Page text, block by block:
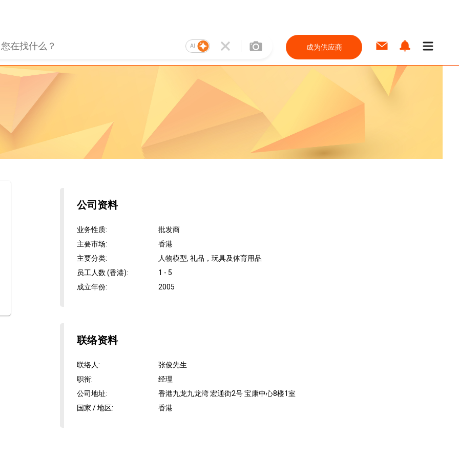
AI 成为供应商
公司资料
业务性质:
批发商
主要市场:
香港
主要分类:
人物模型, 礼品，玩具及体育用品
员工人数 (香港):
1 - 5
成立年份: 2005
联络资料
联络人:
张俊先生
职衔:
经理
公司地址:
香港九龙九龙湾 宏通街2号 宝康中心8楼1室
国家 / 地区: 香港